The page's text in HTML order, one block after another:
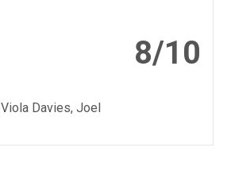
8/10
Davies, Joel